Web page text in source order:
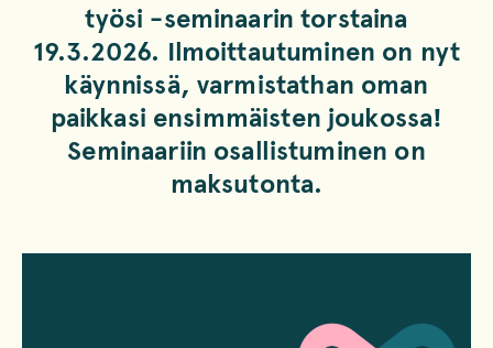
työsi -seminaarin torstaina
19.3.2026. Ilmoittautuminen on nyt
käynnissä, varmistathan oman
paikkasi ensimmäisten joukossa!
Seminaariin osallistuminen on
maksutonta.